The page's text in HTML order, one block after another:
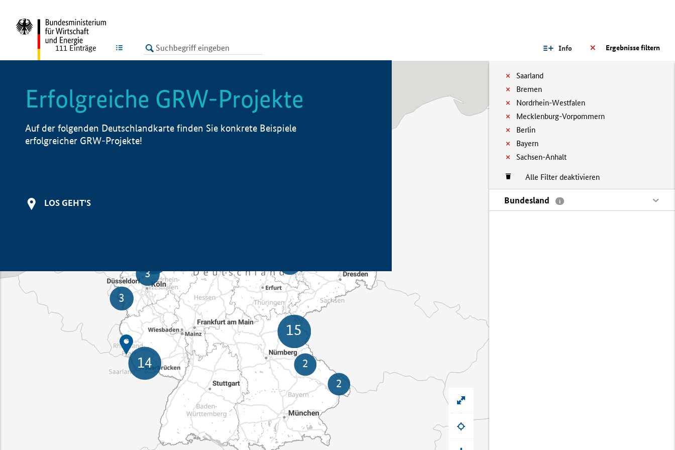
LISTE Ergebnisse filtern
Info
Saarland
Bremen
Nordrhein-Westfalen
Mecklenburg-Vorpommern
Berlin
Bayern
Sachsen-Anhalt
Alle Filter deaktivieren
Bundesland i
111 Einträge
Erfolgreiche GRW-Projekte
Auf der folgenden Deutschlandkarte finden Sie konkrete Beispiele
erfolgreicher GRW-Projekte!
LOS GEHT'S